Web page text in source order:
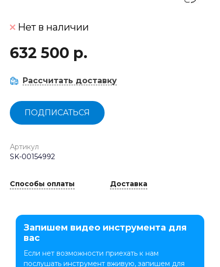
Нет в наличии
632 500 р.
Рассчитать доставку
ПОДПИСАТЬСЯ
Артикул
SK-00154992
Способы оплаты Доставка
Запишем видео инструмента для
вас
Если нет возможности приехать к нам
послушать инструмент вживую, запишем для